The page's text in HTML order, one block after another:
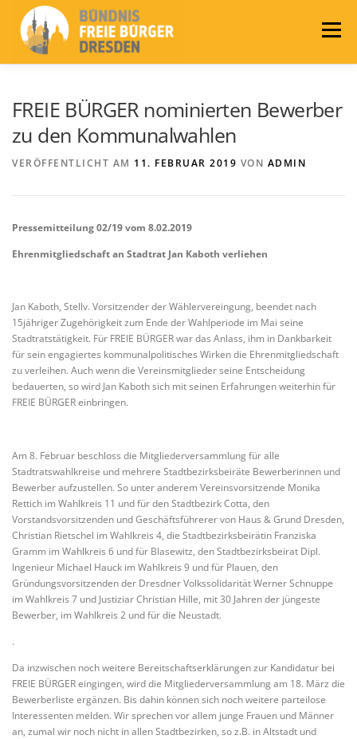
Inhalt
springen
Menü
FREIE BÜRGER nominierten Bewerber
zu den Kommunalwahlen
VERÖFFENTLICHT AM 11. FEBRUAR 2019 VON ADMIN
Pressemitteilung 02/19 vom 8.02.2019
Ehrenmitgliedschaft an Stadtrat Jan Kaboth verliehen
Jan Kaboth, Stellv. Vorsitzender der Wählervereingung, beendet nach
15jähriger Zugehörigkeit zum Ende der Wahlperiode im Mai seine
Stadtratstätigkeit. Für FREIE BÜRGER war das Anlass, ihm in Dankbarkeit
für sein engagiertes kommunalpolitisches Wirken die Ehrenmitgliedschaft
zu verleihen. Auch wenn die Vereinsmitglieder seine Entscheidung
bedauerten, so wird Jan Kaboth sich mit seinen Erfahrungen weiterhin für
FREIE BÜRGER einbringen.
Am 8. Februar beschloss die Mitgliederversammlung für alle
Stadtratswahlkreise und mehrere Stadtbezirksbeiräte Bewerberinnen und
Bewerber aufzustellen. So unter anderem Vereinsvorsitzende Monika
Rettich im Wahlkreis 11 und für den Stadtbezirk Cotta, den
Vorstandsvorsitzenden und Geschäftsführerer von Haus & Grund Dresden,
Christian Rietschel im Wahlkreis 4, die Stadtbezirksbeirätin Franziska
Gramm im Wahlkreis 6 und für Blasewitz, den Stadtbezirksbeirat Dipl.
Ingenieur Michael Hauck im Wahlkreis 9 und für Plauen, den
Gründungsvorsitzenden der Dresdner Volkssolidarität Werner Schnuppe
im Wahlkreis 7 und Justiziar Christian Hille, mit 30 Jahren der jüngeste
Bewerber, im Wahlkreis 2 und für die Neustadt.
.
Da inzwischen noch weitere Bereitschaftserklärungen zur Kandidatur bei
FREIE BÜRGER eingingen, wird die Mitgliederversammlung am 18. März die
Bewerberliste ergänzen. Bis dahin können sich noch weitere parteilose
Interessenten melden. Wir sprechen vor allem junge Frauen und Männer
an, zumal wir noch nicht in allen Stadtbezirken, so z.B. in Altstadt und